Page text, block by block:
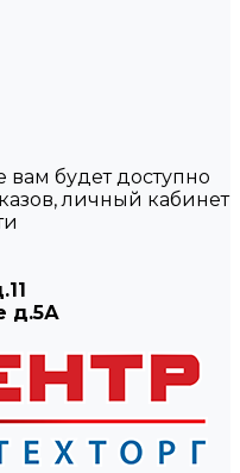
вам будет доступно
личный кабинет
д.5А